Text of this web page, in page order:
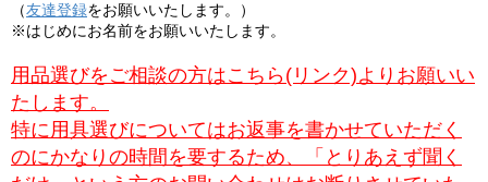
（友達登録をお願いいたします。）
※はじめにお名前をお願いいたします。
用品選びをご相談の方はこちら(リンク)よりお願いい
たします。
特に用具選びについてはお返事を書かせていただく
のにかなりの時間を要するため、「とりあえず聞く